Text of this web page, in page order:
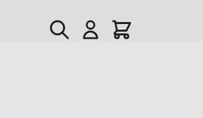
Suche Cart